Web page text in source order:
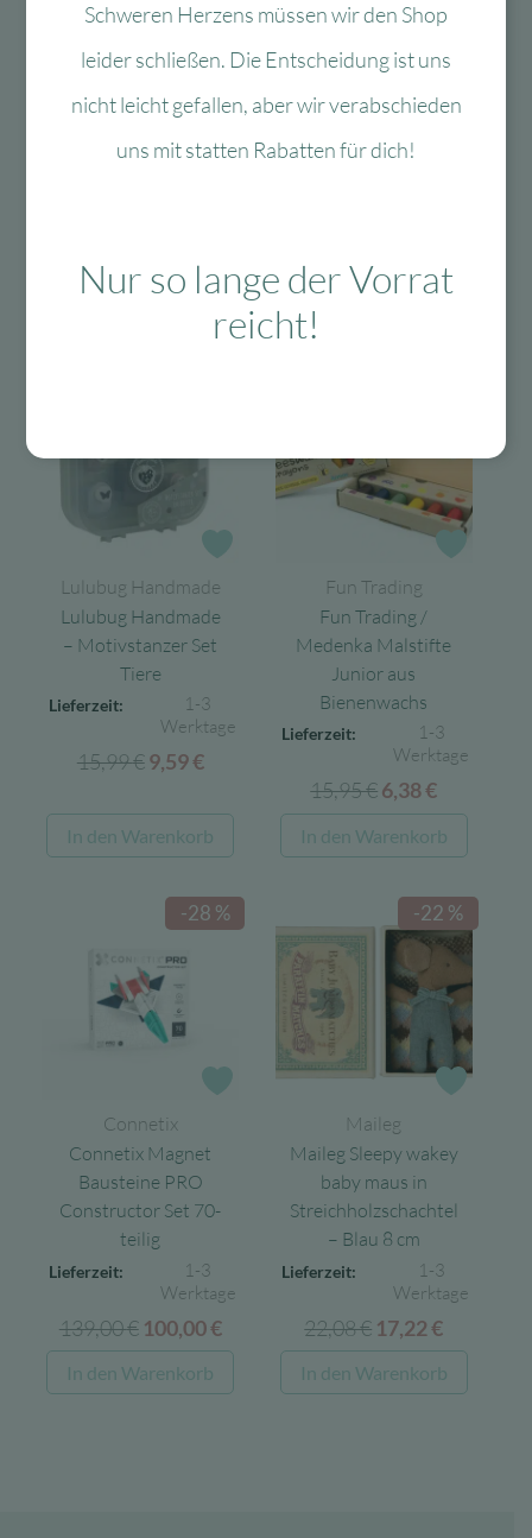
Das Passt dazu
Lulubug Handmade
Lulubug Handmade
– Motivstanzer Set
Tiere
Lieferzeit:
1-3
Werktage
15,99€ Ursprünglicher
war:
15,99 €
9,59€Aktueller
ist:
9,59 €.
In den Warenkorb
Fun Trading
Fun Trading /
Medenka Malstifte
Junior aus
Bienenwachs
Lieferzeit:
1-3
Werktage
15,95€Ursprünglicher
Preis
war:
6,38€Aktueller
Preis
ist:
In den Warenkorb
-28 %
Connetix
Connetix Magnet
Bausteine PRO
Constructor Set 70-
teilig
Lieferzeit:
1-3
Werktage
139,00€ Ursprünglicher
Preis
war:
100,00€Aktueller
Preis
ist:
In den Warenkorb
-22 %
Maileg
Maileg Sleepy wakey
baby maus in
Streichholzschachtel
– Blau 8 cm
Lieferzeit:
1-3
Werktage
22,08€ Ursprünglicher
Preis
war:
17,22€
Preis
ist:
In den Warenkorb
Schweren Herzens müssen wir den Shop
leider schließen. Die Entscheidung ist uns
nicht leicht gefallen, aber wir verabschieden
uns mit statten Rabatten für dich!
Nur so lange der Vorrat
reicht!